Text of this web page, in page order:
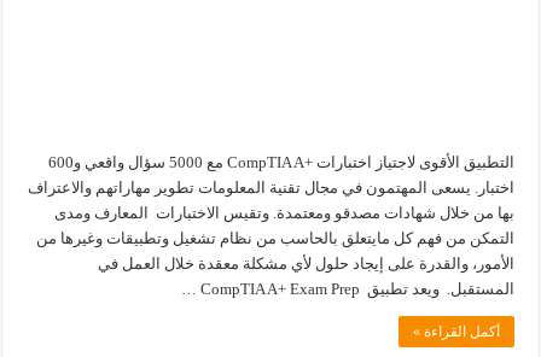
التطبيق الأقوى لاجتياز اختبارات +CompTIA A مع 5000 سؤال واقعي و600
اختبار. يسعى المهتمون في مجال تقنية المعلومات تطوير مهاراتهم والاعتراف
بها من خلال شهادات مصدقو ومعتمدة. وتقيس الاختبارات المعارف ومدى
التمكن من فهم كل مايتعلق بالحاسب من نظام تشغيل وتطبيقات وغيرها من
الأمور، والقدرة على إيجاد حلول لأي مشكلة معقدة خلال العمل في
المستقبل. ويعد تطبيق CompTIA A+ Exam Prep …
أكمل القراءة »